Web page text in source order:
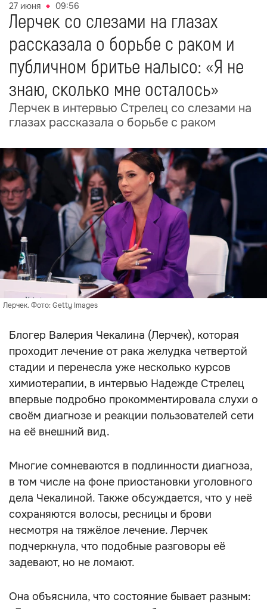
27 июня 09:56
Лерчек со слезами на глазах
рассказала о борьбе с раком и
публичном бритье налысо: «Я не
знаю, сколько мне осталось»
Лерчек в интервью Стрелец со слезами на
глазах рассказала о борьбе с раком
Лерчек. Фото: Getty Images
Блогер Валерия Чекалина (Лерчек), которая
проходит лечение от рака желудка четвертой
стадии и перенесла уже несколько курсов
химиотерапии, в интервью Надежде Стрелец
впервые подробно прокомментировала слухи о
своём диагнозе и реакции пользователей сети
на её внешний вид.
Многие сомневаются в подлинности диагноза,
в том числе на фоне приостановки уголовного
дела Чекалиной. Также обсуждается, что у неё
сохраняются волосы, ресницы и брови
несмотря на тяжёлое лечение. Лерчек
подчеркнула, что подобные разговоры её
задевают, но не ломают.
Она объяснила, что состояние бывает разным: